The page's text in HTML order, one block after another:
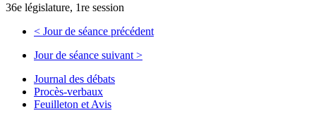
36e législature, 1re session
< Jour de séance précédent
Jour de séance suivant >
Journal des débats
Procès-verbaux
Feuilleton et Avis